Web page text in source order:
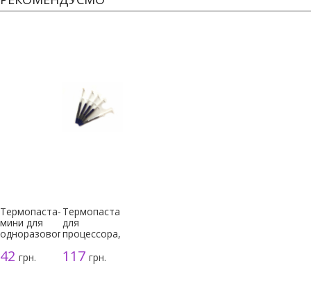
Термопаста-
мини для
одноразового
42 грн.
Термопаста
для
процессора,
117грн.